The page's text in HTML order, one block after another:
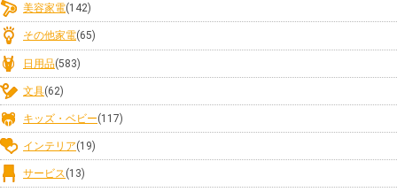
美容家電(142)
その他家電(65)
日用品(583)
文具(62)
キッズ・ベビー(117)
インテリア(19)
サービス(13)